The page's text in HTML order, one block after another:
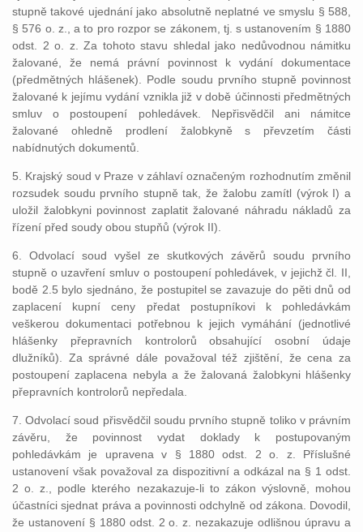
stupně takové ujednání jako absolutně neplatné ve smyslu § 588,
§ 576 o. z., a to pro rozpor se zákonem, tj. s ustanovením § 1880
odst. 2 o. z. Za tohoto stavu shledal jako nedůvodnou námitku
žalované, že nemá právní povinnost k vydání dokumentace
(předmětných hlášenek). Podle soudu prvního stupně povinnost
žalované k jejímu vydání vznikla již v době účinnosti předmětných
smluv o postoupení pohledávek. Nepřisvědčil ani námitce
žalované ohledně prodlení žalobkyně s převzetím části
nabídnutých dokumentů.
5. Krajský soud v Praze v záhlaví označeným rozhodnutím změnil
rozsudek soudu prvního stupně tak, že žalobu zamítl (výrok I) a
uložil žalobkyni povinnost zaplatit žalované náhradu nákladů za
řízení před soudy obou stupňů (výrok II).
6. Odvolací soud vyšel ze skutkových závěrů soudu prvního
stupně o uzavření smluv o postoupení pohledávek, v jejichž čl. II,
bodě 2.5 bylo sjednáno, že postupitel se zavazuje do pěti dnů od
zaplacení kupní ceny předat postupníkovi k pohledávkám
veškerou dokumentaci potřebnou k jejich vymáhání (jednotlivé
hlášenky přepravních kontrolorů obsahující osobní údaje
dlužníků). Za správné dále považoval též zjištění, že cena za
postoupení zaplacena nebyla a že žalovaná žalobkyni hlášenky
přepravních kontrolorů nepředala.
7. Odvolací soud přisvědčil soudu prvního stupně toliko v právním
závěru, že povinnost vydat doklady k postupovaným
pohledávkám je upravena v § 1880 odst. 2 o. z. Příslušné
ustanovení však považoval za dispozitivní a odkázal na § 1 odst.
2 o. z., podle kterého nezakazuje-li to zákon výslovně, mohou
účastníci sjednat práva a povinnosti odchylně od zákona. Dovodil,
že ustanovení § 1880 odst. 2 o. z. nezakazuje odlišnou úpravu a